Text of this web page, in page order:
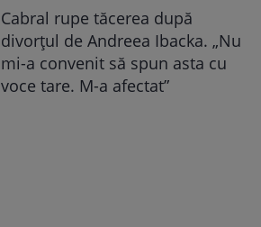
Cabral rupe tăcerea după
divorțul de Andreea Ibacka. „Nu
mi-a convenit să spun asta cu
voce tare. M-a afectat”